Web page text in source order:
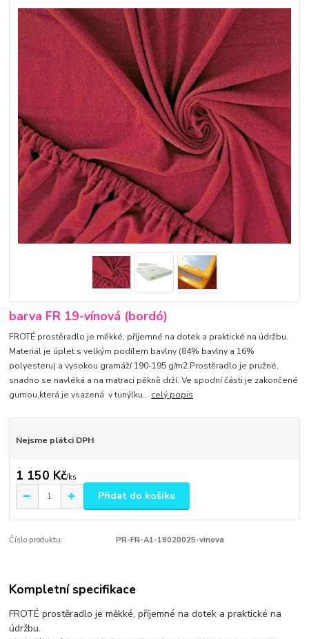
barva FR 19-vínová (bordó)
FROTÉ prostěradlo je měkké, příjemné na dotek a praktické na údržbu.
Materiál je úplet s velkým podílem bavlny (84% bavlny a 16%
polyesteru) a vysokou gramáží 190-195 g/m2.Prostěradlo je pružné,
snadno se navléká a na matraci pěkně drží. Ve spodní části je zakončené
gumou,která je vsazená v tunýlku... celý popis
Nejsme plátci DPH
1 150 Kč/ks
Přidat do košíku
Číslo produktu: PR-FR-A1-18020025-vinova
Kompletní specifikace
FROTÉ prostěradlo je měkké, příjemné na dotek a praktické na
údržbu.